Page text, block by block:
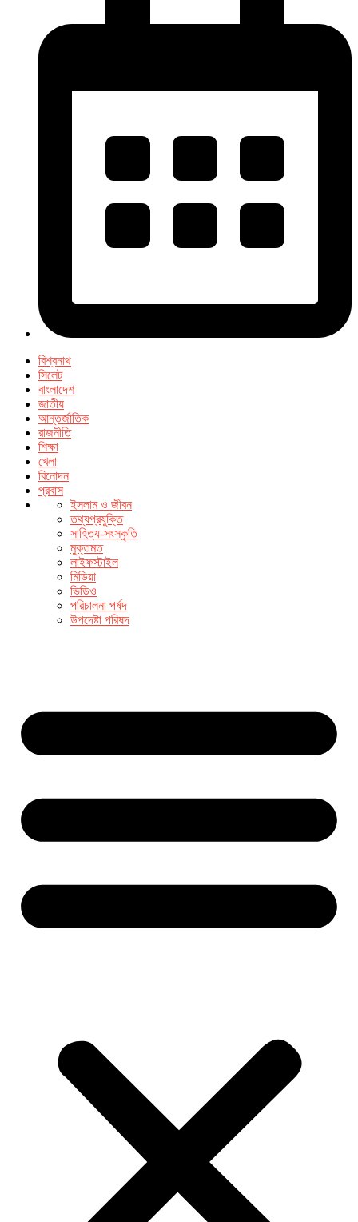
বিশ্বনাথ
সিলেট
বাংলাদেশ
জাতীয়
আন্তর্জাতিক
রাজনীতি
শিক্ষা
খেলা
বিনোদন
প্রবাস
ইসলাম ও জীবন
তথ্যপ্রযুক্তি
সাহিত্য-সংস্কৃতি
মুক্তমত
লাইফস্টাইল
মিডিয়া
ভিডিও
পরিচালনা পর্ষদ
উপদেষ্টা পরিষদ